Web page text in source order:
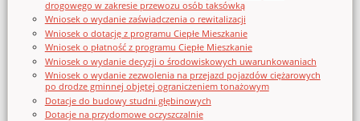
drogowego w zakresie przewozu osób taksówką
Wniosek o wydanie zaświadczenia o rewitalizacji
Wniosek o dotację z programu Ciepłe Mieszkanie
Wniosek o płatność z programu Ciepłe Mieszkanie
Wniosek o wydanie decyzji o środowiskowych uwarunkowaniach
Wniosek o wydanie zezwolenia na przejazd pojazdów ciężarowych
po drodze gminnej objętej ograniczeniem tonażowym
Dotacje do budowy studni głębinowych
Dotacje na przydomowe oczyszczalnie